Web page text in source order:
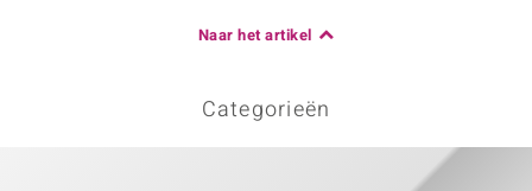
Naar het artikel
Categorieën